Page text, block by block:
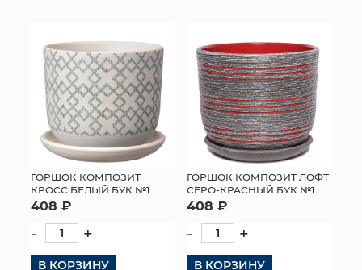
ГОРШОК КОМПОЗИТ
КРОСС БЕЛЫЙ БУК №1
408 ₽
- +
В КОРЗИНУ
ГОРШОК КОМПОЗИТ ЛОФТ
СЕРО-КРАСНЫЙ БУК №1
408 ₽
- +
В КОРЗИНУ